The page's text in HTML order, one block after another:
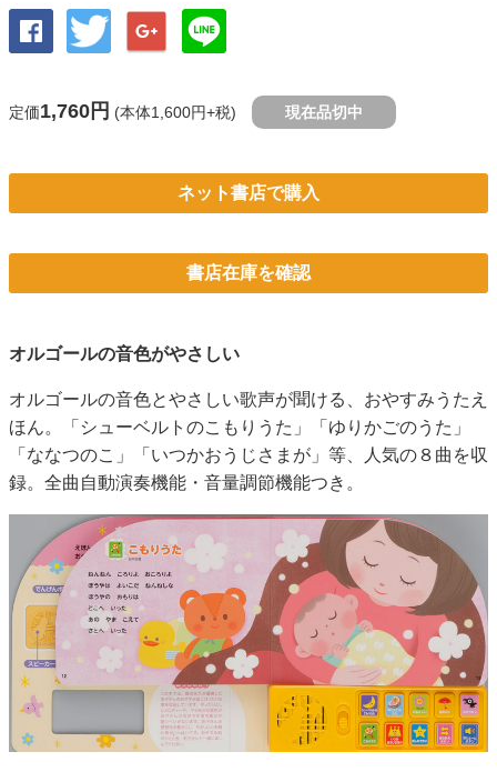
定価1,760円 (本体1,600円+税) 現在品切中
ネット書店で購入
書店在庫を確認
オルゴールの音色がやさしい
オルゴールの音色とやさしい歌声が聞ける、おやすみうたえ
ほん。「シューベルトのこもりうた」「ゆりかごのうた」
「ななつのこ」「いつかおうじさまが」等、人気の８曲を収
録。全曲自動演奏機能・音量調節機能つき。